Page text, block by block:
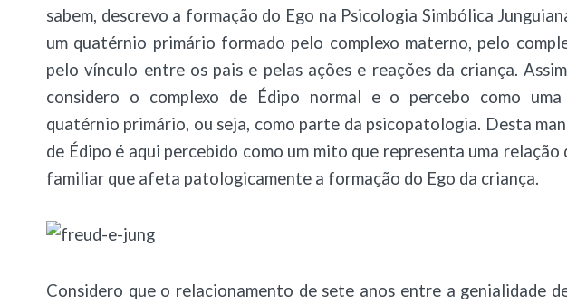
sabem, descrevo a formação do Ego na Psicologia Simbólica
um quatérnio primário formado pelo complexo materno, pelo
pelo vínculo entre os pais e pelas ações e reações da criança.
considero o complexo de Édipo normal e o percebo como
quatérnio primário, ou seja, como parte da psicopatologia. Desta
de Édipo é aqui percebido como um mito que representa uma relação
familiar que afeta patologicamente a formação do Ego da criança.
Considero que o relacionamento de sete anos entre a genialidade